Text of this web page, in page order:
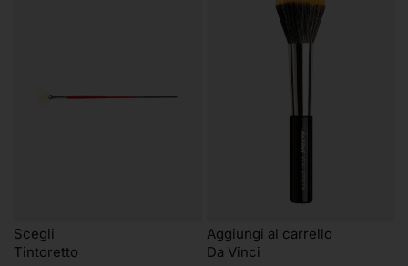
Scegli
Tintoretto
Aggiungi al carrello
Da Vinci